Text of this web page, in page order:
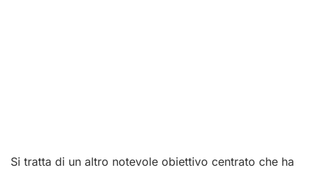
Si tratta di un altro notevole obiettivo centrato che ha